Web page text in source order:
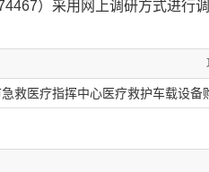
）采用网上调研方式进行调
救医疗指挥中心医疗救护车载设备